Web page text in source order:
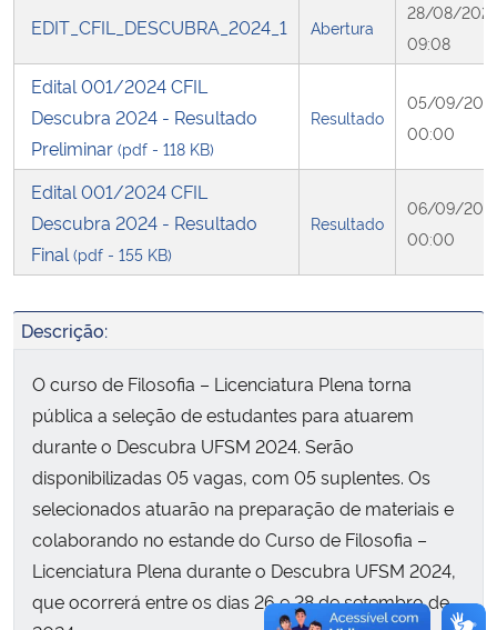
Secretaria de Governo
Gabinete de Segurança Institucional
Advocacia-Geral da União
EDIT_CFIL_DESCUBRA_2024_1 Abertura
28/08/
09:08
Edital 001/2024 CFIL
Descubra 2024 - Resultado
Preliminar (pdf - 118 KB)
Resultado
05/09/
00:00
Edital 001/2024 CFIL
Descubra 2024 - Resultado
Final (pdf - 155 KB)
Resultado
06/09/
00:00
Descrição:
O curso de Filosofia – Licenciatura Plena torna
pública a seleção de estudantes para atuarem
durante o Descubra UFSM 2024. Serão
disponibilizadas 05 vagas, com 05 suplentes. Os
selecionados atuarão na preparação de materiais e
colaborando no estande do Curso de Filosofia –
Licenciatura Plena durante o Descubra UFSM 2024,
que ocorrerá entre os dias 26 e 28 de setembro de